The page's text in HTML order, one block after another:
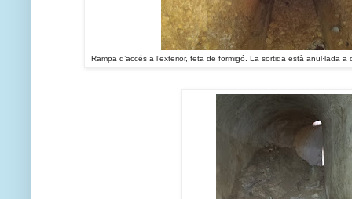
Rampa d’accés a l’exterior, feta de formigó. La sortida està anul·lada a